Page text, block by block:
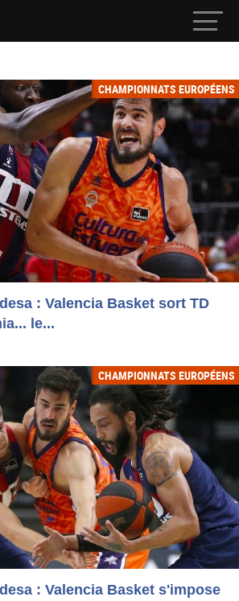
CHAMPIONNATS EUROPÉENS
: Valencia Basket sort TD
le...
CHAMPIONNATS EUROPÉENS
: Valencia Basket s'impose